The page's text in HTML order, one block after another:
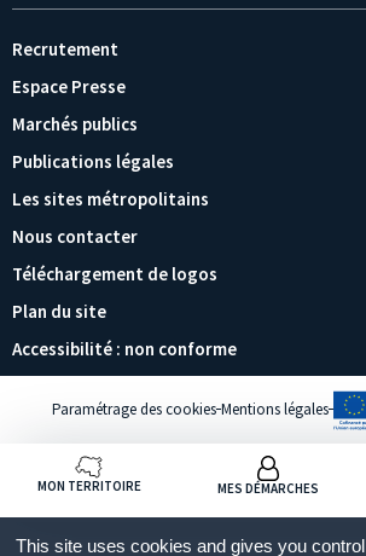
Recrutement
Espace Presse
Marchés publics
Publications légales
Les sites métropolitains
Nous contacter
Téléchargement de logos
Plan du site
Accessibilité : non conforme
Paramétrage des cookies Mentions légales
MON TERRITOIRE MES DÉMARCHES
This site uses cookies and gives you control